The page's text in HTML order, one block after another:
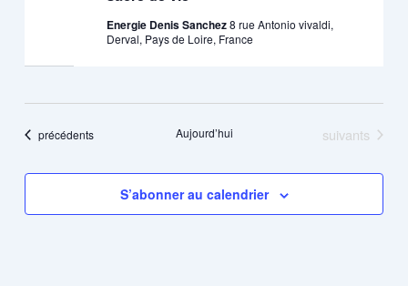
Energie Denis Sanchez8 rue Antonio vivaldi,
Derval, Pays de Loire, France
Évènements
précédents Aujourd’hui Évènements
suivants
S’abonner au calendrier